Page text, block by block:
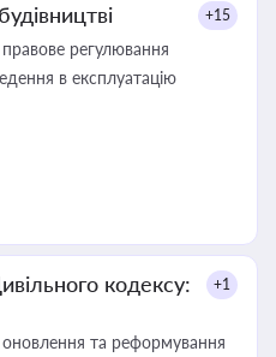
+15
регулювання
в експлуатацію
кодексу:
+1
та реформування